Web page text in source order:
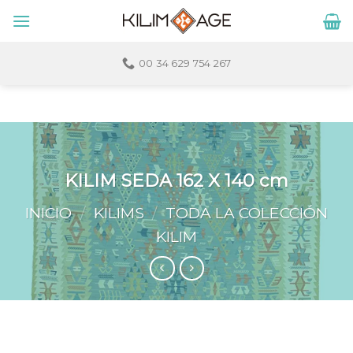
00 34 629 754 267
KILIM SEDA 162 X 140 cm
INICIO / KILIMS / TODA LA COLECCIÓN
KILIM